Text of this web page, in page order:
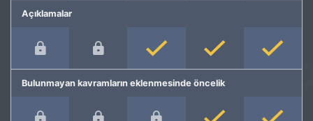
Açıklamalar
Bulunmayan kavramların eklenmesinde öncelik